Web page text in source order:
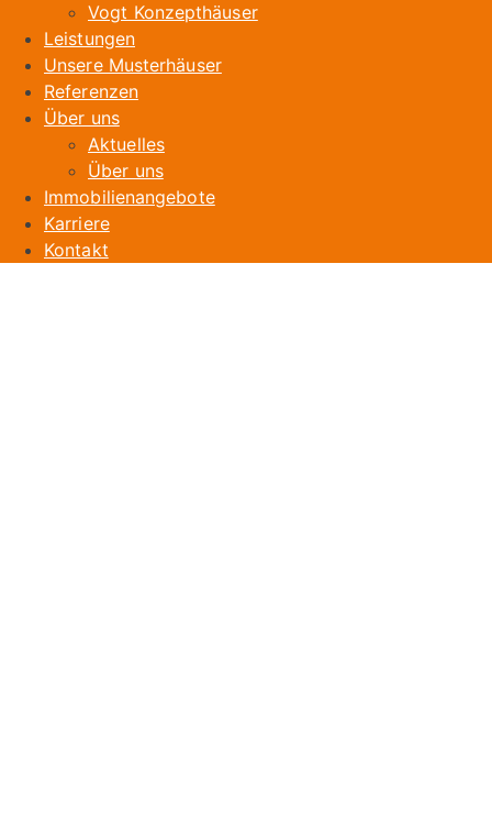
Vogt Konzepthäuser
Leistungen
Unsere Musterhäuser
Referenzen
Über uns
Aktuelles
Über uns
Immobilienangebote
Karriere
Kontakt